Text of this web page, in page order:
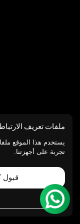
ملفات تعريف
يستخدم هذا الموقع
تجربة على أجهزتنا.
قبول